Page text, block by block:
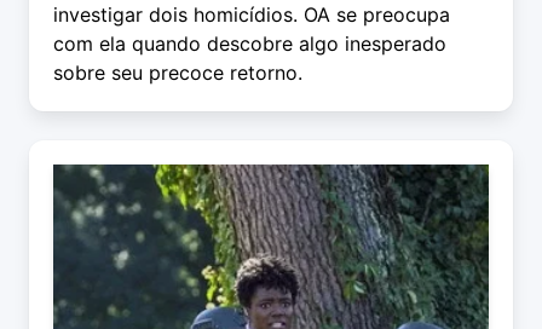
investigar dois homicídios. OA se preocupa
com ela quando descobre algo inesperado
sobre seu precoce retorno.